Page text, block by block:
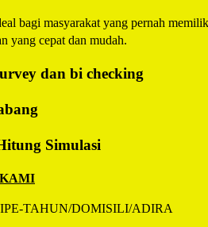
bagi masyarakat yang pernah
yang cepat dan mudah.
dan bi checking
Simulasi
TAHUN/DOMISILI/ADIRA